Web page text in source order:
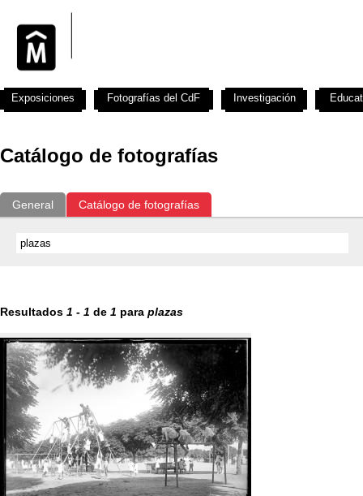
Catálogo de fotografías
General Catálogo de fotografías
Resultados 1 - 1 de 1 para plazas
Exposiciones Fotografías del CdF Investigación